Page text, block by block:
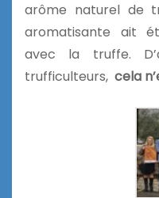
arôme naturel de
aromatisante ait
avec la truffe.
trufficulteurs, cela